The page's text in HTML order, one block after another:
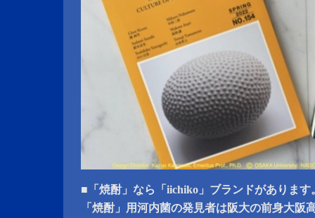
■「焼酎」なら「iichiko」ブランドがあります
「焼酎」用河内菌の発見者は阪大の前身大阪